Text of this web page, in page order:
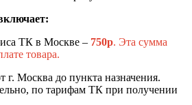
ТК в Москве – 750р. Эта сумма
товара.
г. Москва до пункта назначения.
по тарифам ТК при получении